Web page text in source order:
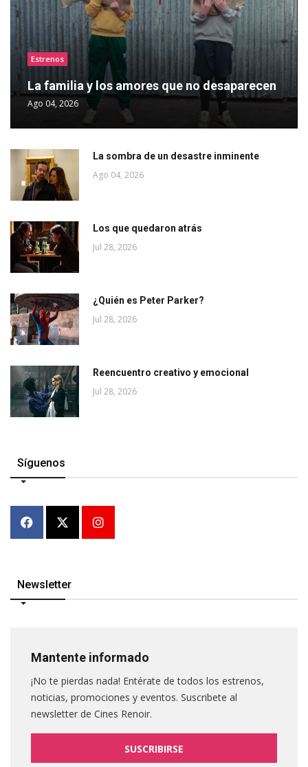
Estrenos
La familia y los amores que no desaparecen
Ago 04, 2026
La sombra de un desastre inminente
Ago 04, 2026
Los que quedaron atrás
Jul 28, 2026
¿Quién es Peter Parker?
Jul 28, 2026
Reencuentro creativo y emocional
Jul 28, 2026
Síguenos
Newsletter
Mantente informado
¡No te pierdas nada! Entérate de todos los estrenos,
noticias, promociones y eventos. Suscribete al
newsletter de Cines Renoir.
SUSCRIBIRSE